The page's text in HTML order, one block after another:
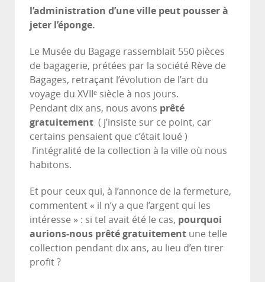
l’administration d’une ville peut pousser à
jeter l’éponge.
Le Musée du Bagage rassemblait 550 pièces
de bagagerie, prétées par la société Rève de
Bagages, retraçant l’évolution de l’art du
voyage du XVIIᵉ siècle à nos jours.
Pendant dix ans, nous avons prêté
gratuitement ( j’insiste sur ce point, car
certains pensaient que c’était loué )
l’intégralité de la collection à la ville où nous
habitons.
Et pour ceux qui, à l’annonce de la fermeture,
commentent « il n’y a que l’argent qui les
intéresse » : si tel avait été le cas, pourquoi
aurions-nous prêté gratuitement une telle
collection pendant dix ans, au lieu d’en tirer
profit ?